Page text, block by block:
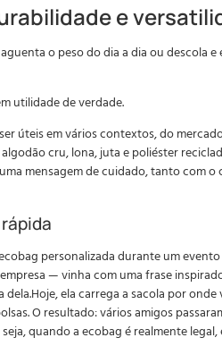
e
o peso do dia a dia ou descola
utilidade de verdade.
úteis em vários contextos, do
cru, lona, juta e poliéster
mensagem de cuidado, tanto com
personalizada durante um
— vinha com uma frase
ela carrega a sacola por onde
O resultado: vários amigos
quando a ecobag é realmente